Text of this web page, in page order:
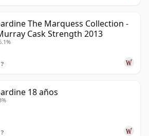
The Marquess Collection -
Cask Strength 2013
?
18 años
?